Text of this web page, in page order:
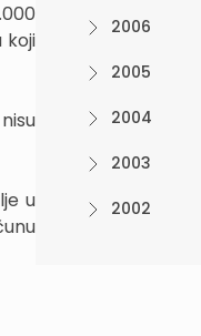
koji
u
2006
2005
2004
2003
2002